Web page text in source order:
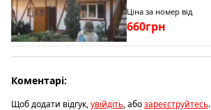
Ціна за номер від
660грн
Коментарі:
Щоб додати відгук,увійдіть, абозареєструйтесь.